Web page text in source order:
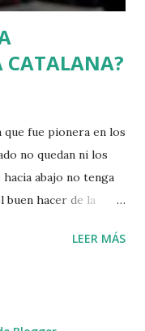
CATALANA?
que fue pionera en los
no quedan ni los
abajo no tenga
buen hacer de la
las escasas mejoras
LEER MÁS